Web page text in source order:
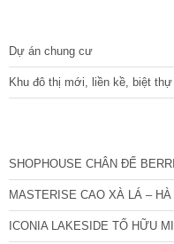
Dự án chung cư
Khu đô thị mới, liền kề, biệt thự
SHOPHOUSE CHÂN ĐẾ
MASTERISE CAO XÀ LÁ –
ICONIA LAKESIDE TỐ HỮU